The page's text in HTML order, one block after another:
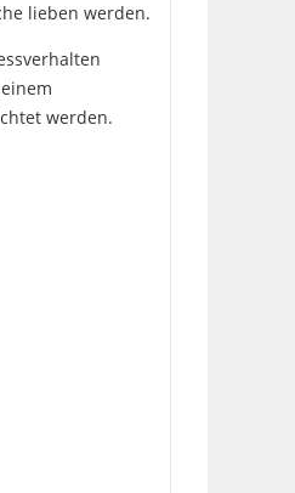
lieben werden.
werden.